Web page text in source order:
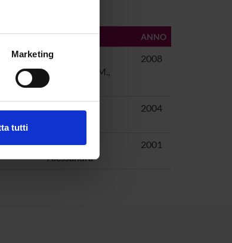
Marketing
tutti
AUTORI ANNO
alla
Tomaselli,
Alessandra; M.,
Costa
2008
Tomaselli,
2004
Tomaselli,
Alessandra
2001